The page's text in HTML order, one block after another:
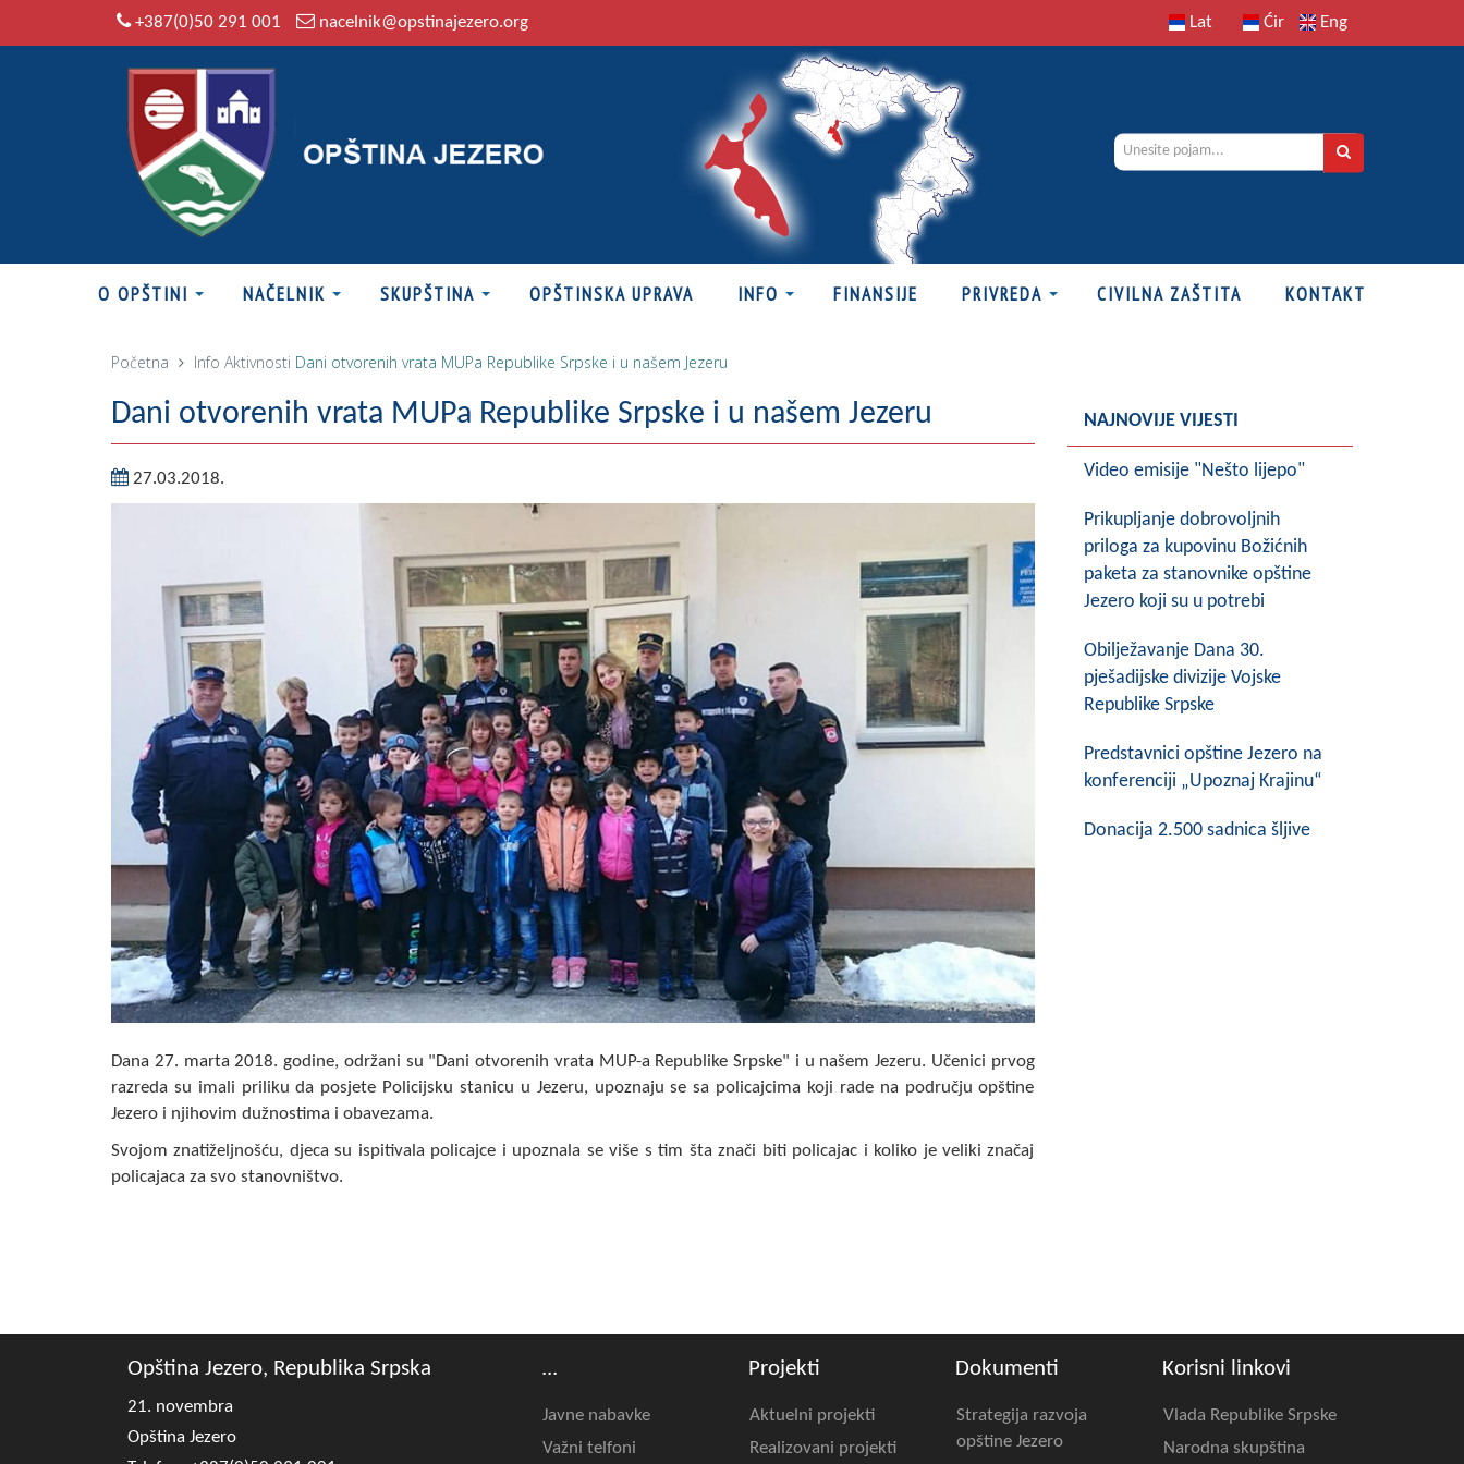
+387(0)50 291 001 nacelnik@opstinajezero.org Lat Ćir Eng
O OPŠTINI NAČELNIK SKUPŠTINA OPŠTINSKA UPRAVA INFO FINANSIJE PRIVREDA CIVILNA ZAŠTITA KONTAKT
Početna Info Aktivnosti Dani otvorenih vrata MUPa Republike Srpske i u našem Jezeru
Dani otvorenih vrata MUPa Republike Srpske i u našem Jezeru
27.03.2018.
Dana 27. marta 2018. godine, održani su "Dani otvorenih vrata MUP-a Republike Srpske" i u našem Jezeru. Učenici prvog
razreda su imali priliku da posjete Policijsku stanicu u Jezeru, upoznaju se sa policajcima koji rade na području opštine
Jezero i njihovim dužnostima i obavezama.
Svojom znatiželjnošću, djeca su ispitivala policajce i upoznala se više s tim šta znači biti policajac i koliko je veliki značaj
policajaca za svo stanovništvo.
NAJNOVIJE VIJESTI
Video emisije "Nešto lijepo"
Prikupljanje dobrovoljnih
priloga za kupovinu Božićnih
paketa za stanovnike opštine
Jezero koji su u potrebi
Obilježavanje Dana 30.
pješadijske divizije Vojske
Republike Srpske
Predstavnici opštine Jezero na
konferenciji „Upoznaj Krajinu“
Donacija 2.500 sadnica šljive
Opština Jezero, Republika Srpska
21. novembra
Opština Jezero
...
Javne nabavke
Važni telfoni
Projekti
Aktuelni projekti
Realizovani projekti
Dokumenti
Strategija razvoja
opštine Jezero
Korisni linkovi
Vlada Republike Srpske
Narodna skupština